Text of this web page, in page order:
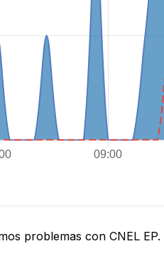
problemas con CNEL EP.